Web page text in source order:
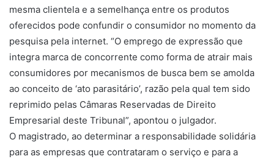
mesma clientela e a semelhança entre os produtos
oferecidos pode confundir o consumidor no momento da
pesquisa pela internet. “O emprego de expressão que
integra marca de concorrente como forma de atrair mais
consumidores por mecanismos de busca bem se amolda
ao conceito de ‘ato parasitário’, razão pela qual tem sido
reprimido pelas Câmaras Reservadas de Direito
Empresarial deste Tribunal”, apontou o julgador.
O magistrado, ao determinar a responsabilidade solidária
para as empresas que contrataram o serviço e para a